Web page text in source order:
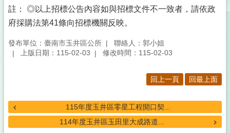
註： ◎以上招標公告內容如與招標文件不一致者，請依政
府採購法第41條向招標機關反映。
發布單位：臺南市玉井區公所
聯絡人：郭小姐
上版日期：115-02-03
修改時間：115-02-03
回上一頁 回最上面
115年度玉井區零星工程開口契...
114年度玉井區玉田里大成路道...